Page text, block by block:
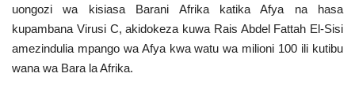
uongozi wa kisiasa Barani Afrika katika Afya na hasa
kupambana Virusi C, akidokeza kuwa Rais Abdel Fattah El-Sisi
amezindulia mpango wa Afya kwa watu wa milioni 100 ili kutibu
wana wa Bara la Afrika.